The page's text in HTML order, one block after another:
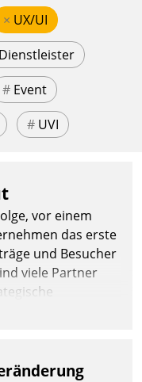
× UX/UI
Dienstleister
# Event
# UVI
vor einem
das erste
und Besucher
viele Partner